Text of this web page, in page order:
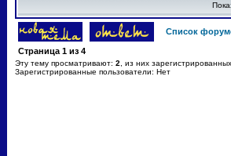
Список
Страница 1 из 4
Эту тему просматривают: 2 , из них
Зарегистрированные пользователи: Нет